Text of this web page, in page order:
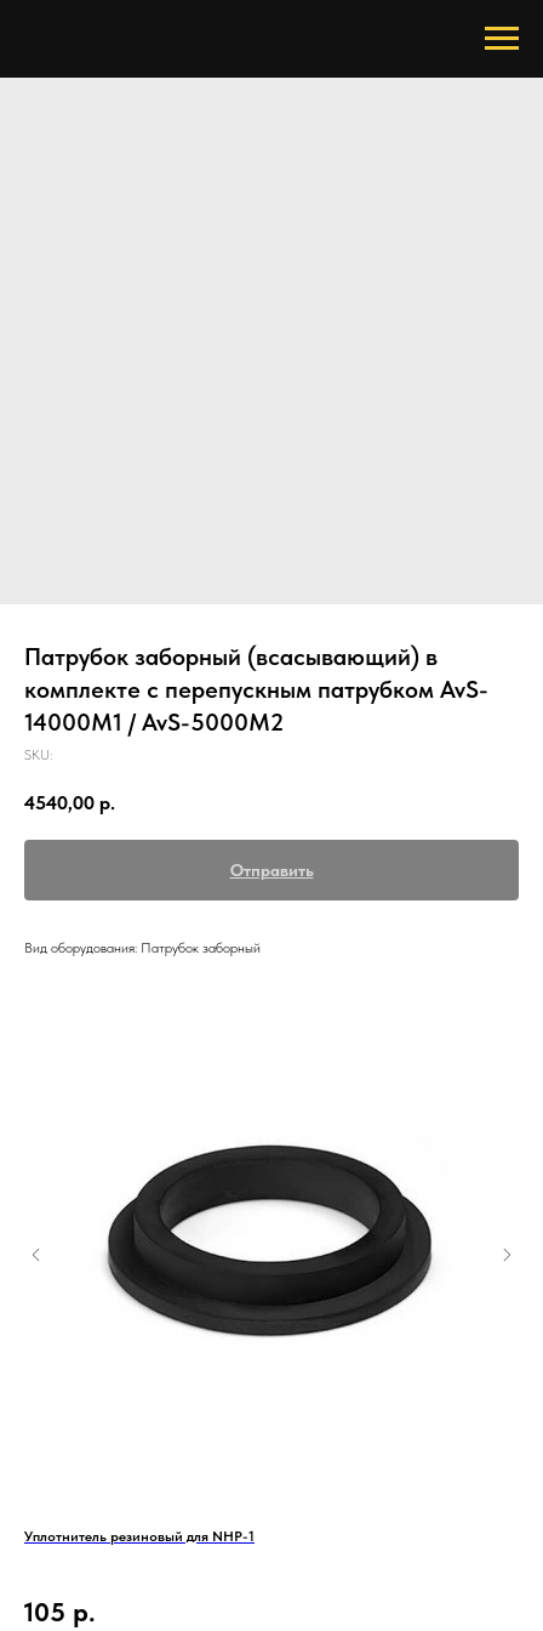
Патрубок заборный (всасывающий) в
комплекте с перепускным патрубком AvS-
14000M1 / AvS-5000M2
SKU:
4540,00 р.
Отправить
Вид оборудования: Патрубок заборный
Уплотнитель резиновый для NHP-1
105 р.